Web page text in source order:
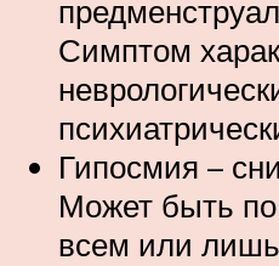
Симптом
Гипосмия –
Может быть
всем или